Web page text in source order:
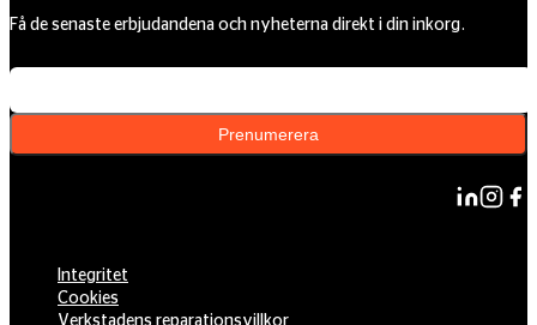
Få de senaste erbjudandena och nyheterna direkt i din inkorg.
Prenumerera
Integritet
Cookies